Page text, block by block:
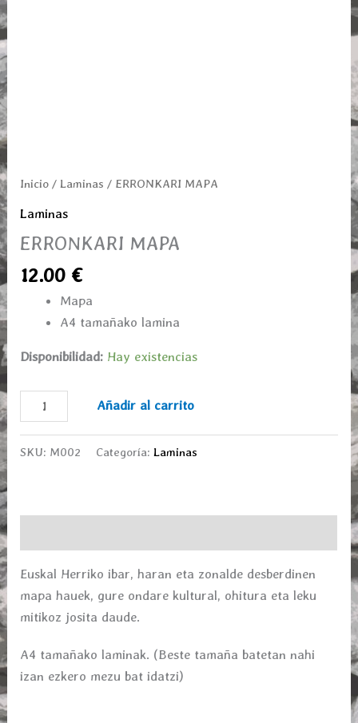
Inicio /Laminas / ERRONKARI MAPA
Laminas
ERRONKARI MAPA
12.00 €
Mapa
A4 tamañako lamina
Disponibilidad: Hay existencias
Añadir al carrito
SKU: M002 Categoría:Laminas
Euskal Herriko ibar, haran eta zonalde desberdinen
mapa hauek, gure ondare kultural, ohitura eta leku
mitikoz josita daude.
A4 tamañako laminak. (Beste tamaña batetan nahi
izan ezkero mezu bat idatzi)